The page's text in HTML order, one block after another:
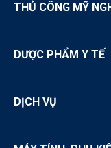
THỦ CÔNG MỸ
DƯỢC PHẨM Y TẾ
DỊCH VỤ